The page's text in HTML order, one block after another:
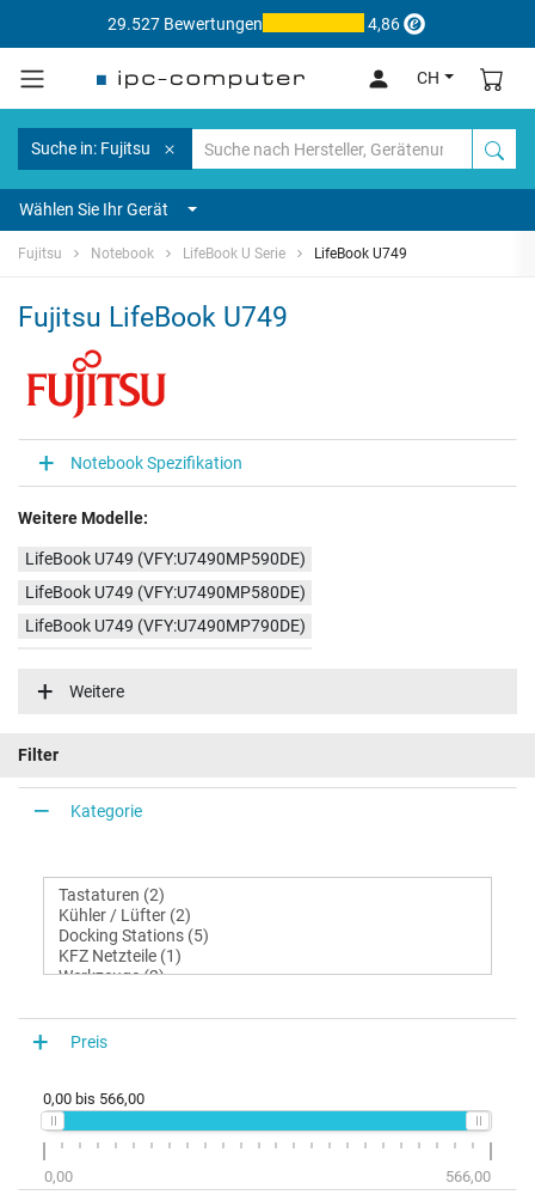
29.527 Bewertungen 4,86
CH
Suche in: Fujitsu
Wählen Sie Ihr Gerät
Fujitsu Notebook LifeBook U Serie LifeBook U749
Fujitsu LifeBook U749
Notebook Spezifikation
Weitere Modelle:
LifeBook U749 (VFY:U7490MP590DE)
LifeBook U749 (VFY:U7490MP580DE)
LifeBook U749 (VFY:U7490MP790DE)
LifeBook U749 (VFY:U7490M131SIT)
LifeBook U749 (VFY:U7490M430SIT)
LifeBook U749 (VFY:U7490MP590CH)
LifeBook U749 (VFY:U7490MP780DE)
Weitere
Filter
Kategorie
Preis
0,00 bis 566,00
0,00 566,00